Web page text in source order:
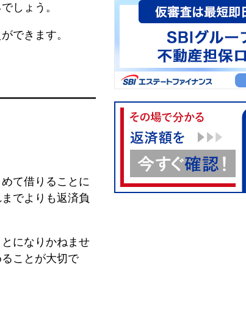
しょう。
できます。
て借りることに
でよりも返済負
になりかねませ
ことが大切で